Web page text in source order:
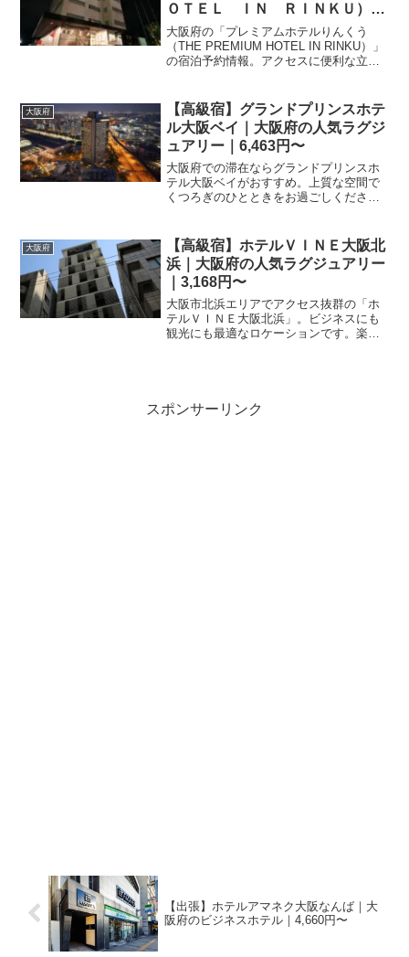
ＯＴＥＬ ＩＮ ＲＩＮＫＵ）｜
大阪府のビジネスホテル｜2,950
円〜
大阪府の「プレミアムホテルりんくう
（THE PREMIUM HOTEL IN RINKU）」
の宿泊予約情報。アクセスに便利な立地
単。最新情報から予約を完了させましょ
う。
大阪府
【高級宿】グランドプリンスホテ
ル大阪ベイ｜大阪府の人気ラグジ
ュアリー｜6,463円〜
大阪府での滞在ならグランドプリンスホ
テル大阪ベイがおすすめ。上質な空間で
くつろぎのひとときをお過ごしくださ
様の宿泊をお待ちしております。
大阪府
【高級宿】ホテルＶＩＮＥ大阪北
浜｜大阪府の人気ラグジュアリー
｜3,168円〜
大阪市北浜エリアでアクセス抜群の「ホ
テルＶＩＮＥ大阪北浜」。ビジネスにも
観光にも最適なロケーションです。楽天
スポンサーリンク
【出張】ホテルアマネク大阪なんば｜大
阪府のビジネスホテル｜4,660円〜